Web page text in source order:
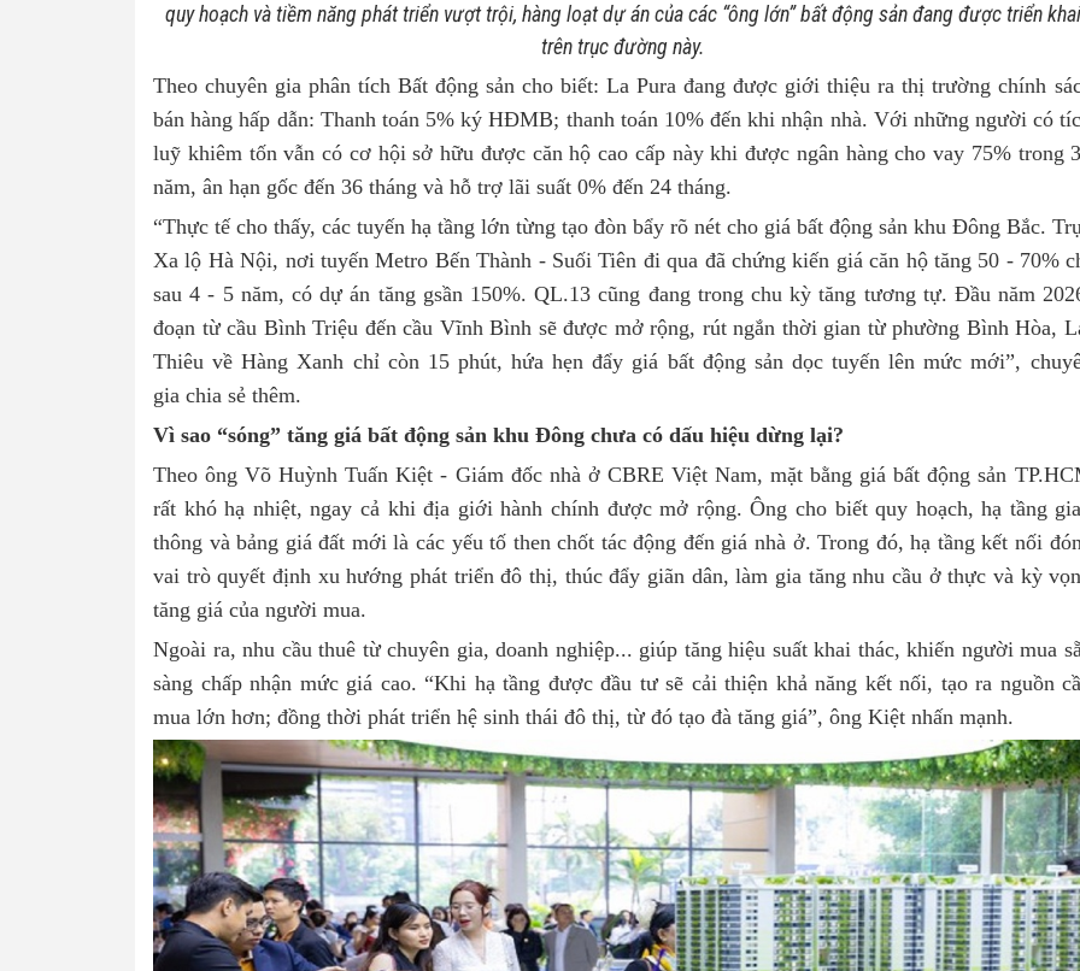
quy hoạch và tiềm năng phát triển vượt trội, hàng loạt dự án của các “ông lớn” bất động sản đangđượctriển khai
trên trục đường này.
Theo chuyên gia phân tích Bất động sản cho biết: La Pura đang được giới thiệu ra thị trường chính
bán hàng hấp dẫn: Thanh toán 5% ký HĐMB; thanh toán 10% đến khi nhận nhà. Với những người có
luỹ khiêm tốn vẫn có cơ hội sở hữu được căn hộ cao cấp này khi được ngân hàng cho vay 75% trong
năm, ân hạn gốc đến 36 tháng và hỗ trợ lãi suất 0% đến 24 tháng.
“Thực tế cho thấy, các tuyến hạ tầng lớn từng tạo đòn bẩy rõ nét cho giá bất động sản khu Đông Bắc.
Xa lộ Hà Nội, nơi tuyến Metro Bến Thành - Suối Tiên đi qua đã chứng kiến giá căn hộ tăng 50 - 70%
sau 4 - 5 năm, có dự án tăng gsần 150%. QL.13 cũng đang trong chu kỳ tăng tương tự. Đầu năm
đoạn từ cầu Bình Triệu đến cầu Vĩnh Bình sẽ được mở rộng, rút ngắn thời gian từ phường Bình Hòa,
Thiêu về Hàng Xanh chỉ còn 15 phút, hứa hẹn đẩy giá bất động sản dọc tuyến lên mức mới”,
gia chia sẻ thêm.
Vì sao “sóng” tăng giá bất động sản khu Đông chưa có dấu hiệu dừng lại?
Theo ông Võ Huỳnh Tuấn Kiệt - Giám đốc nhà ở CBRE Việt Nam, mặt bằng giá bất động sản
rất khó hạ nhiệt, ngay cả khi địa giới hành chính được mở rộng. Ông cho biết quy hoạch, hạ tầng
thông và bảng giá đất mới là các yếu tố then chốt tác động đến giá nhà ở. Trong đó, hạ tầng kết nối
vai trò quyết định xu hướng phát triển đô thị, thúc đẩy giãn dân, làm gia tăng nhu cầu ở thực và kỳ
tăng giá của người mua.
Ngoài ra, nhu cầu thuê từ chuyên gia, doanh nghiệp... giúp tăng hiệu suất khai thác, khiến người mua
sàng chấp nhận mức giá cao. “Khi hạ tầng được đầu tư sẽ cải thiện khả năng kết nối, tạo ra nguồn
mua lớn hơn; đồng thời phát triển hệ sinh thái đô thị, từ đó tạo đà tăng giá”, ông Kiệt nhấn mạnh.